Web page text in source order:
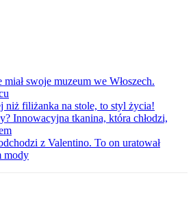
swoje muzeum we Włoszech.
niż filiżanka na stole, to styl życia!
Innowacyjna tkanina, która chłodzi,
z Valentino. To on uratował
mody